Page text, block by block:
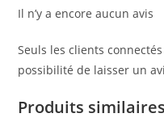
Il n’y a encore aucun avis
Seuls les clients
possibilité de laisser un
Produits similaires